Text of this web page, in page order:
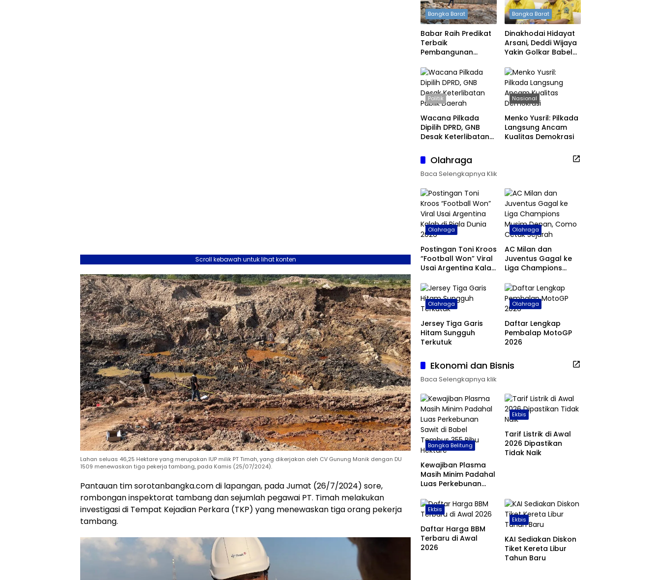
Scroll kebawah untuk lihat konten
Lahan seluas 46,25 Hektare yang merupakan IUP milik PT Timah, yang dikerjakan oleh CV Gunung Manik dengan DU
1509 menewaskan tiga pekerja tambang, pada Kamis (25/07/2024).
Pantauan tim sorotanbangka.com di lapangan, pada Jumat (26/7/2024) sore,
rombongan inspektorat tambang dan sejumlah pegawai PT. Timah melakukan
investigasi di Tempat Kejadian Perkara (TKP) yang menewaskan tiga orang pekerja
tambang.
Bangka Barat
Babar Raih Predikat
Terbaik
Pembangunan
Boleh Berpuas Diri
Bangka Barat
Dinakhodai Hidayat
Arsani, Deddi Wijaya
Yakin Golkar Babel
Politik
Wacana Pilkada
Dipilih DPRD, GNB
Desak Keterlibatan
Nasional
Menko Yusril: Pilkada
Langsung Ancam
Kualitas Demokrasi
Olahraga
Baca Selengkapnya Klik
Olahraga
Postingan Toni Kroos
“Football Won” Viral
Usai Argentina Kalah
Olahraga
AC Milan dan
Juventus Gagal ke
Liga Champions
Cetak Sejarah
Olahraga
Jersey Tiga Garis
Hitam Sungguh
Terkutuk
Olahraga
Daftar Lengkap
Pembalap MotoGP
2026
Ekonomi dan Bisnis
Baca Selengkapnya klik
Bangka Belitung
Kewajiban Plasma
Masih Minim Padahal
Luas Perkebunan
Tembus 355 Ribu
Hektare
Ekbis
Tarif Listrik di Awal
2026 Dipastikan
Tidak Naik
Ekbis
Daftar Harga BBM
Terbaru di Awal
2026
Ekbis
KAI Sediakan Diskon
Tiket Kereta Libur
Tahun Baru